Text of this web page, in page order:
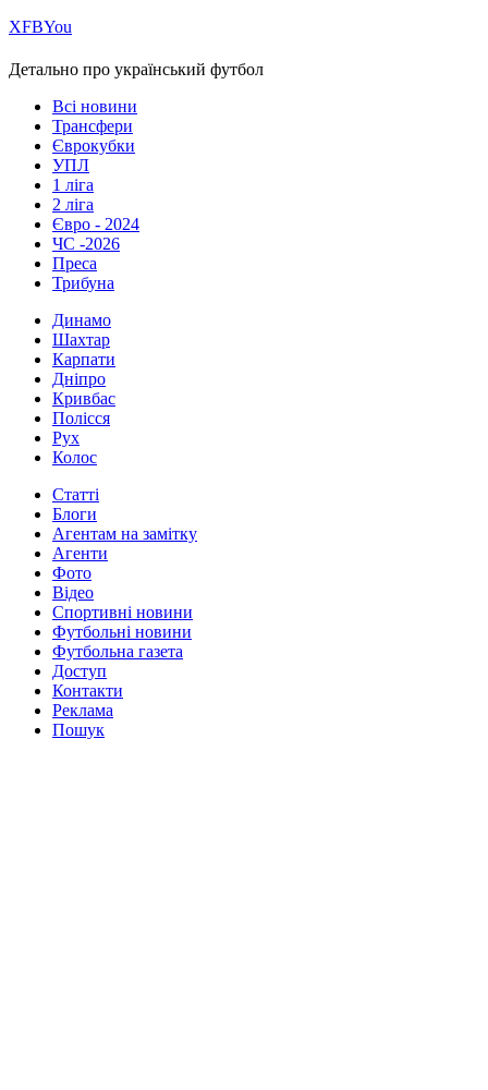
ХFBYou
Детально про український футбол
Всі новини
Трансфери
Єврокубки
УПЛ
1 ліга
2 ліга
Євро - 2024
ЧС -2026
Преса
Трибуна
Динамо
Шахтар
Карпати
Дніпро
Кривбас
Полісся
Рух
Колос
Статті
Блоги
Агентам на замітку
Агенти
Фото
Відео
Спортивні новини
Футбольні новини
Футбольна газета
Доступ
Контакти
Реклама
Пошук